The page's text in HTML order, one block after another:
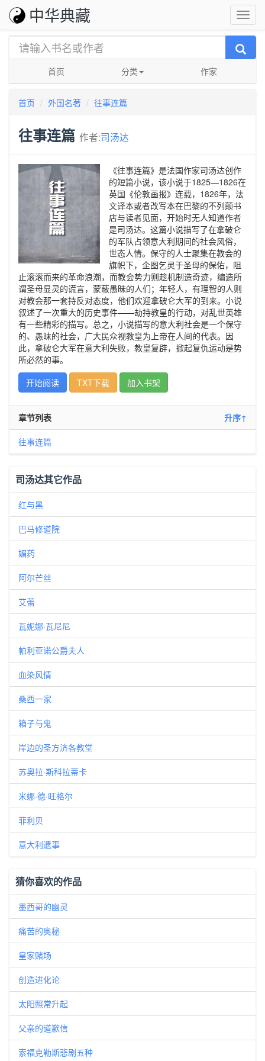
中华典藏
首页 分类 作家
首页 外国名著 往事连篇
往事连篇 作者:司汤达
《往事连篇》是法国作家司汤达创作
的短篇小说，该小说于1825—1826在
英国《伦敦画报》连载，1826年，法
文译本或者改写本在巴黎的不列颠书
店与读者见面，开始时无人知道作者
是司汤达。这篇小说描写了在拿破仑
的军队占领意大利期间的社会风俗，
世态人情。保守的人士聚集在教会的
旗帜下，企图乞灵于圣母的保佑，阻
止滚滚而来的革命浪潮，而教会势力则趁机制造奇迹，编造所
谓圣母显灵的谎言，蒙蔽愚昧的人们；年轻人，有理智的人则
对教会那一套持反对态度，他们欢迎拿破仑大军的到来。小说
叙述了一次重大的历史事件——劫持教皇的行动，对乱世英雄
有一些精彩的描写。总之，小说描写的意大利社会是一个保守
的、愚昧的社会，广大民众视教皇为上帝在人间的代表。因
此，拿破仑大军在意大利失败，教皇复辟，掀起复仇运动是势
所必然的事。
开始阅读
TXT下载 加入书架
章节列表 升序↑
往事连篇
司汤达其它作品
红与黑
巴马修道院
媚药
阿尔芒丝
艾蕾
瓦妮娜·瓦尼尼
帕利亚诺公爵夫人
血染风情
桑西一家
箱子与鬼
岸边的圣方济各教堂
苏奥拉·斯科拉蒂卡
米娜·德·旺格尔
菲利贝
意大利遗事
猜你喜欢的作品
墨西哥的幽灵
痛苦的奥秘
皇家赌场
创造进化论
太阳照常升起
父亲的道歉信
索福克勒斯悲剧五种